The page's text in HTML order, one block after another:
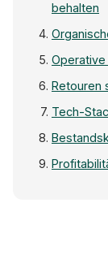
behalten
Operative
Retouren
Tech-